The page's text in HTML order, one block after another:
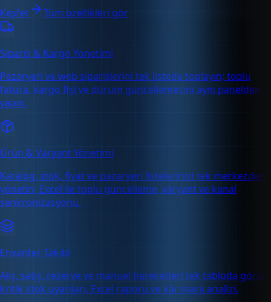
Keşfet Tüm özellikleri gör
Sipariş & Kargo Yönetimi
Pazaryeri ve web siparişlerini tek listede toplayın; toplu
fatura, kargo fişi ve durum güncellemesini aynı panelden
yapın.
Ürün & Varyant Yönetimi
Katalog, stok, fiyat ve pazaryeri listelerinizi tek merkezden
yönetin; Excel ile toplu güncelleme, varyant ve kanal
senkronizasyonu.
Envanter Takibi
Alış, satış, rezerve ve manuel hareketleri tek tabloda görün;
kritik stok uyarıları, Excel raporu ve kâr marjı analizi.